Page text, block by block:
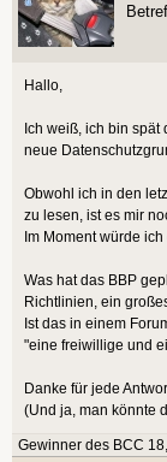
Hallo,
Ich weiß, ich bin spät
neue
Obwohl ich in den
zu lesen, ist es mir
Im Moment würde
Was hat das BBP
Richtlinien, ein
Ist das in einem
"eine freiwillige und
Danke für jede
(Und ja, man könnte
Gewinner des BCC